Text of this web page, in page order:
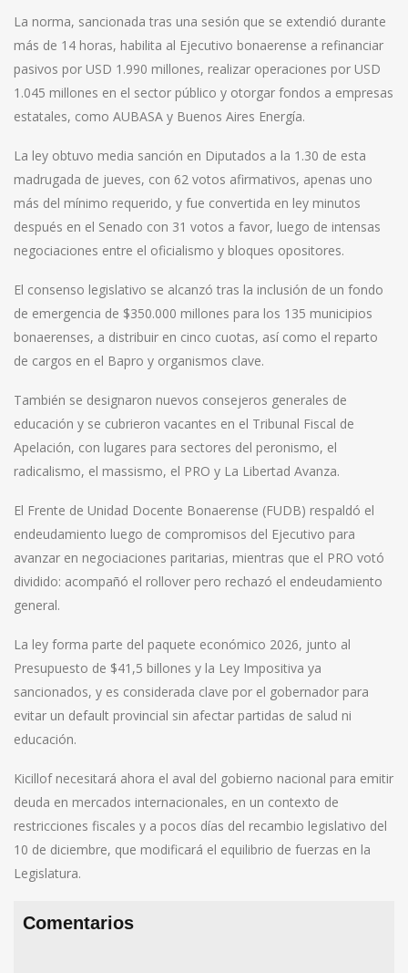
La norma, sancionada tras una sesión que se extendió durante
más de 14 horas, habilita al Ejecutivo bonaerense a refinanciar
pasivos por USD 1.990 millones, realizar operaciones por USD
1.045 millones en el sector público y otorgar fondos a empresas
estatales, como AUBASA y Buenos Aires Energía.
La ley obtuvo media sanción en Diputados a la 1.30 de esta
madrugada de jueves, con 62 votos afirmativos, apenas uno
más del mínimo requerido, y fue convertida en ley minutos
después en el Senado con 31 votos a favor, luego de intensas
negociaciones entre el oficialismo y bloques opositores.
El consenso legislativo se alcanzó tras la inclusión de un fondo
de emergencia de $350.000 millones para los 135 municipios
bonaerenses, a distribuir en cinco cuotas, así como el reparto
de cargos en el Bapro y organismos clave.
También se designaron nuevos consejeros generales de
educación y se cubrieron vacantes en el Tribunal Fiscal de
Apelación, con lugares para sectores del peronismo, el
radicalismo, el massismo, el PRO y La Libertad Avanza.
El Frente de Unidad Docente Bonaerense (FUDB) respaldó el
endeudamiento luego de compromisos del Ejecutivo para
avanzar en negociaciones paritarias, mientras que el PRO votó
dividido: acompañó el rollover pero rechazó el endeudamiento
general.
La ley forma parte del paquete económico 2026, junto al
Presupuesto de $41,5 billones y la Ley Impositiva ya
sancionados, y es considerada clave por el gobernador para
evitar un default provincial sin afectar partidas de salud ni
educación.
Kicillof necesitará ahora el aval del gobierno nacional para emitir
deuda en mercados internacionales, en un contexto de
restricciones fiscales y a pocos días del recambio legislativo del
10 de diciembre, que modificará el equilibrio de fuerzas en la
Legislatura.
Comentarios